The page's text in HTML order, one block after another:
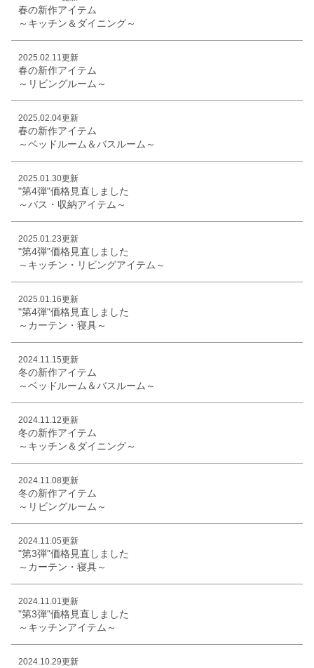
春の新作アイテム
～キッチン＆ダイニング～
2025.02.11更新
春の新作アイテム
～リビングルーム～
2025.02.04更新
春の新作アイテム
～ベッドルーム＆バスルーム～
2025.01.30更新
"第4弾"価格見直しました
～バス・収納アイテム～
2025.01.23更新
"第4弾"価格見直しました
～キッチン・リビングアイテム～
2025.01.16更新
"第4弾"価格見直しました
～カーテン・寝具～
2024.11.15更新
冬の新作アイテム
～ベッドルーム＆バスルーム～
2024.11.12更新
冬の新作アイテム
～キッチン＆ダイニング～
2024.11.08更新
冬の新作アイテム
～リビングルーム～
2024.11.05更新
"第3弾"価格見直しました
～カーテン・寝具～
2024.11.01更新
"第3弾"価格見直しました
～キッチンアイテム～
2024.10.29更新